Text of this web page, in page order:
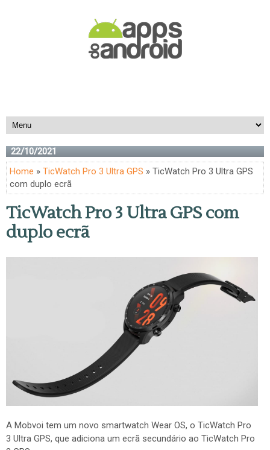
22/10/2021
Home » TicWatch Pro 3 Ultra GPS » TicWatch Pro 3 Ultra GPS
com duplo ecrã
TicWatch Pro 3 Ultra GPS com
duplo ecrã
A Mobvoi tem um novo smartwatch Wear OS, o TicWatch Pro
3 Ultra GPS, que adiciona um ecrã secundário ao TicWatch Pro